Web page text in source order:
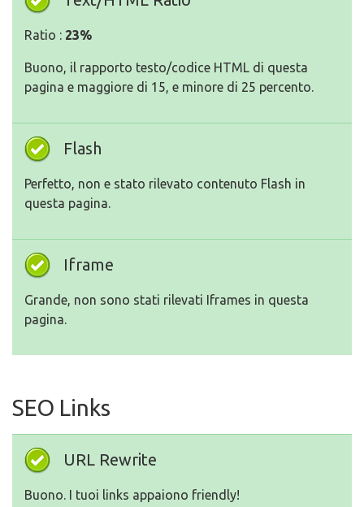
Ratio : 23%
Buono, il rapporto testo/codice HTML di questa
pagina e maggiore di 15, e minore di 25 percento.
Flash
Perfetto, non e stato rilevato contenuto Flash in
questa pagina.
Iframe
Grande, non sono stati rilevati Iframes in questa
pagina.
SEO Links
URL Rewrite
Buono. I tuoi links appaiono friendly!